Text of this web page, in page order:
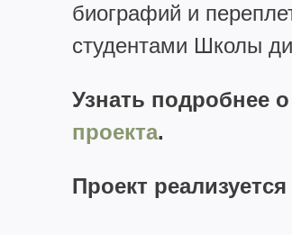
биографий и
студентами Школы
Узнать подробнее
проекта.
Проект